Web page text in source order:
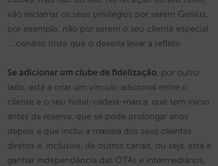
irão reclamar os seus privilégios por serem Genius,
por exemplo, não por serem o seu cliente especial
… cenário triste que o deveria levar a refletir.
Se adicionar um clube de fidelização, por outro
lado, está a criar um vínculo adicional entre o
cliente e o seu hotel-cadeia-marca, que tem início
antes da reserva, que se pode prolongar anos
depois e que inclui a maioria dos seus clientes
diretos e, inclusive, de outros canais, ou seja, está a
ganhar independência das OTAs e intermediários,